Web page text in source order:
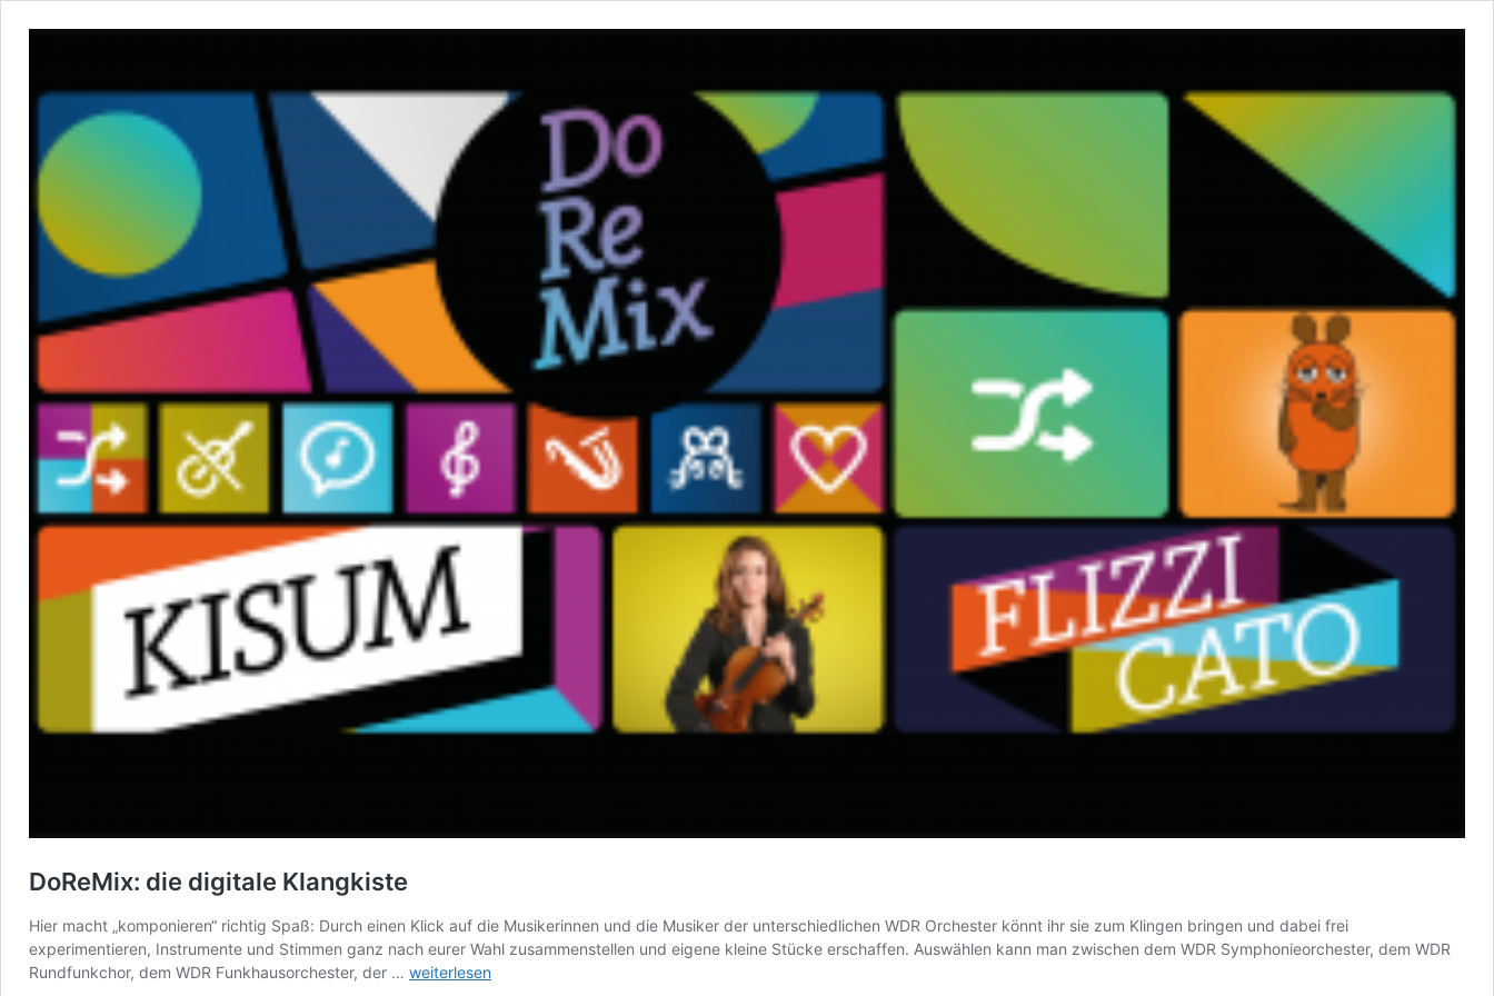
DoReMix: die digitale Klangkiste
Hier macht „komponieren“ richtig Spaß: Durch einen Klick auf die Musikerinnen und die Musiker der unterschiedlichen WDR Orchester könnt ihr sie zum Klingen bringen und dabei frei
experimentieren, Instrumente und Stimmen ganz nach eurer Wahl zusammenstellen und eigene kleine Stücke erschaffen. Auswählen kann man zwischen dem WDR Symphonieorchester, dem WDR
Rundfunkchor, dem WDR Funkhausorchester, der … DoReMix:
weiterlesen